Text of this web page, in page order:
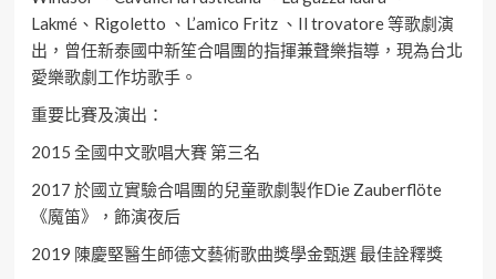
Lakmé、Rigoletto 、L’amico Fritz 、Il trovatore 等歌劇演
出，曾任新泰國中新笙合唱團的指揮兼聲樂指導，現為台北
愛樂歌劇工作坊歌手。
重要比賽及演出：
2015 全國中文歌唱大賽 第三名
2017 於國立實驗合唱團的兒童歌劇製作Die Zauberflöte
《魔笛》，飾演夜后
2019 陳慶堅醫生師德文藝術歌曲獎學金甄選 最佳詮釋獎